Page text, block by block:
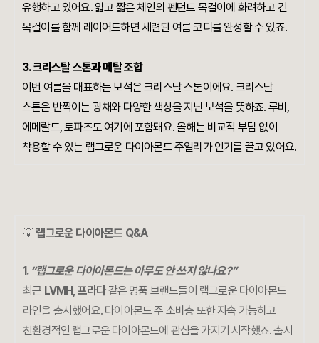
유행하고 있어요. 얇고 짧은 체인의 펜던트 목걸이에 화려하고 긴
목걸이를 함께 레이어드하면 세련된 여름 코디를 완성할 수 있죠.
3.크리스탈 스톤과 메탈 조합
이번 여름을 대표하는 보석은 크리스탈 스톤이에요. 크리스탈
스톤은 반짝이는 광채와 다양한 색상을 지닌 보석을 뜻하죠. 루비,
에메랄드, 토파즈도 여기에 포함돼요. 올해는 비교적 부담 없이
착용할 수 있는 랩그로운 다이아몬드 주얼리가 인기를 끌고 있어요.
💡랩그로운 다이아몬드 Q&A
1. “랩그로운 다이아몬드는 아무도 안 쓰지 않나요?”
최근 LVMH, 프라다같은 명품 브랜드들이 랩그로운 다이아몬드
라인을 출시했어요. 다이아몬드 주 소비층 또한 지속 가능하고
친환경적인 랩그로운 다이아몬드에 관심을 가지기 시작했죠. 출시